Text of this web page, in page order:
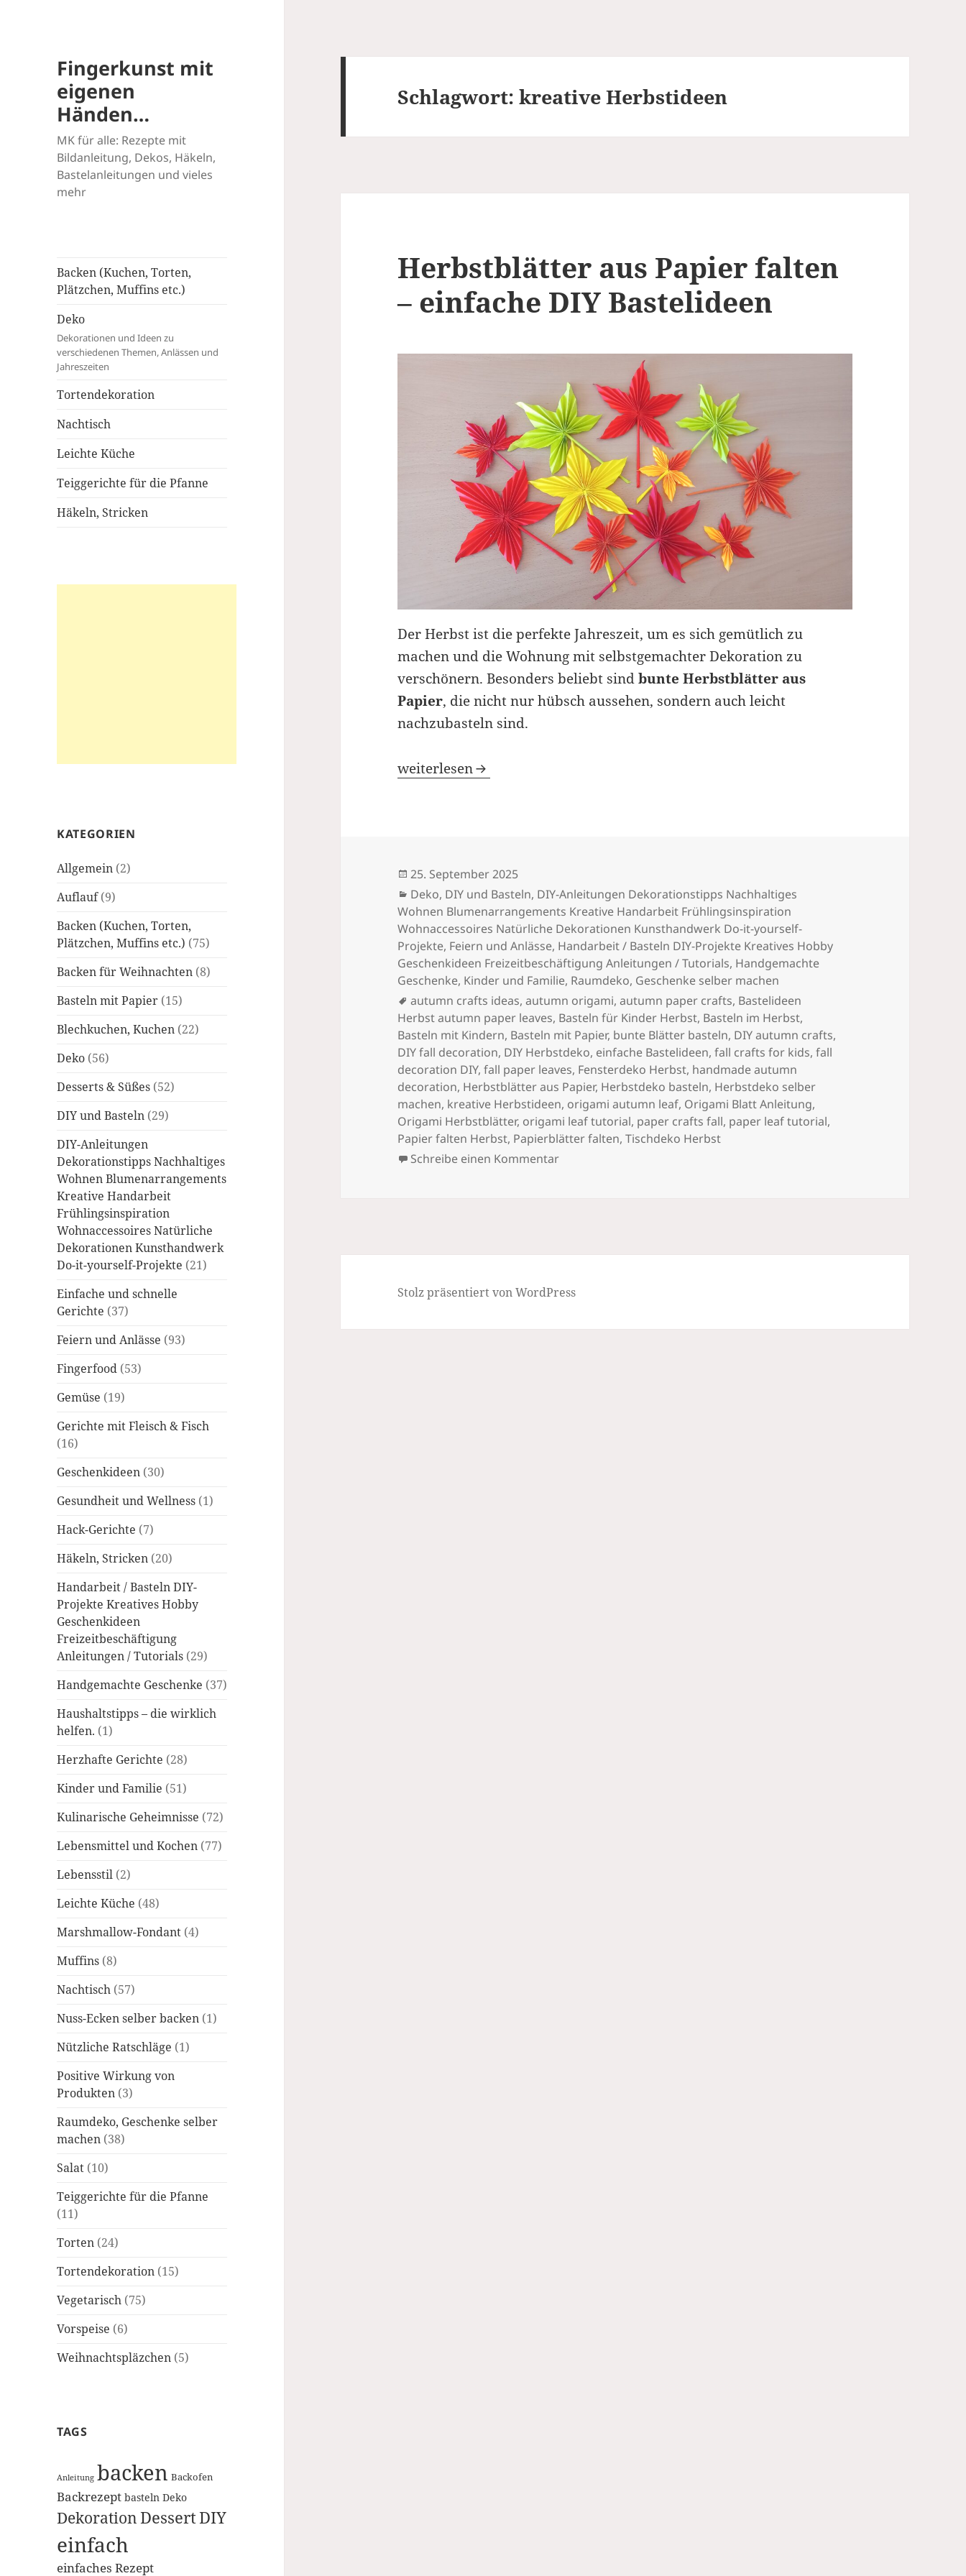
Fingerkunst mit
eigenen
Händen…
MK für alle: Rezepte mit
Bildanleitung, Dekos, Häkeln,
Bastelanleitungen und vieles
mehr
Backen (Kuchen, Torten,
Plätzchen, Muffins etc.)
Deko
Dekorationen und Ideen zu
verschiedenen Themen, Anlässen und
Jahreszeiten
Tortendekoration
Nachtisch
Leichte Küche
Teiggerichte für die Pfanne
Häkeln, Stricken
KATEGORIEN
Allgemein (2)
Auflauf(9)
Backen (Kuchen, Torten,
Plätzchen, Muffins etc.) (75)
Backen für Weihnachten (8)
Basteln mit Papier (15)
Blechkuchen, Kuchen (22)
Deko (56)
Desserts & Süßes (52)
DIY und Basteln (29)
DIY-Anleitungen
Dekorationstipps Nachhaltiges
Wohnen Blumenarrangements
Kreative Handarbeit
Frühlingsinspiration
Wohnaccessoires Natürliche
Dekorationen Kunsthandwerk
Do-it-yourself-Projekte (21)
Einfache und schnelle
Gerichte (37)
Feiern und Anlässe (93)
Fingerfood (53)
Gemüse (19)
Gerichte mit Fleisch & Fisch
(16)
Geschenkideen (30)
Gesundheit und Wellness (1)
Hack-Gerichte (7)
Häkeln, Stricken (20)
Handarbeit / Basteln DIY-
Projekte Kreatives Hobby
Geschenkideen
Freizeitbeschäftigung
Anleitungen / Tutorials (29)
Handgemachte Geschenke (37)
Haushaltstipps – die wirklich
helfen. (1)
Herzhafte Gerichte (28)
Kinder und Familie (51)
Kulinarische Geheimnisse (72)
Lebensmittel und Kochen (77)
Lebensstil (2)
Leichte Küche (48)
Marshmallow-Fondant (4)
Muffins (8)
Nachtisch (57)
Nuss-Ecken selber backen (1)
Nützliche Ratschläge (1)
Positive Wirkung von
Produkten (3)
Raumdeko, Geschenke selber
machen (38)
Salat (10)
Teiggerichte für die Pfanne
(11)
Torten (24)
Tortendekoration (15)
Vegetarisch (75)
Vorspeise (6)
Weihnachtspläzchen (5)
TAGS
Anleitung backen Backofen
Backrezept basteln Deko
DekorationDessertDIY
einfach
einfaches Rezept
Schlagwort:kreative Herbstideen
Herbstblätter aus Papier falten
– einfache DIY Bastelideen
Der Herbst ist die perfekte Jahreszeit, um es sich gemütlich zu
machen und die Wohnung mit selbstgemachter Dekoration zu
verschönern. Besonders beliebt sindbunte Herbstblätter aus
Papier, die nicht nur hübsch aussehen, sondern auch leicht
nachzubasteln sind.
Herbstblätter aus Papier falten – einfache DIY Bastelideen
weiterlesen
Veröffentlicht
am
25. September 2025
Kategorien
Deko, DIY und Basteln, DIY-Anleitungen Dekorationstipps Nachhaltiges
Wohnen Blumenarrangements Kreative Handarbeit Frühlingsinspiration
Wohnaccessoires Natürliche Dekorationen Kunsthandwerk Do-it-yourself-
Projekte, Feiern und Anlässe, Handarbeit / Basteln DIY-Projekte Kreatives Hobby
Geschenkideen Freizeitbeschäftigung Anleitungen / Tutorials, Handgemachte
Geschenke, Kinder und Familie, Raumdeko, Geschenke selber machen
Schlagwörter
autumn crafts ideas,autumn origami,autumn paper crafts, Bastelideen
Herbst autumn paper leaves, Basteln für Kinder Herbst, Basteln im Herbst,
Basteln mit Kindern, Basteln mit Papier, bunte Blätter basteln, DIY autumn crafts,
DIY fall decoration, DIY Herbstdeko, einfache Bastelideen,fall crafts for kids,fall
decoration DIY,fall paper leaves, Fensterdeko Herbst, handmade autumn
decoration, Herbstblätter aus Papier, Herbstdeko basteln, Herbstdeko selber
machen, kreative Herbstideen, origami autumn leaf, Origami Blatt Anleitung,
Origami Herbstblätter, origami leaf tutorial, paper crafts fall, paper leaf tutorial,
Papier falten Herbst, Papierblätter falten,Tischdeko Herbst
Schreibe einen Kommentarzu Herbstblätter aus Papier falten – einfache DIY Bastelideen
Stolz präsentiert von WordPress